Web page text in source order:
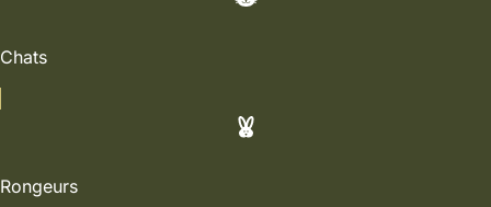
Chats
Rongeurs